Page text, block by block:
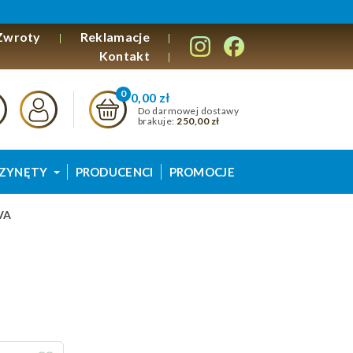
Reklamacje
Kontakt
0,00 zł
Do darmowej dostawy
brakuje:250,00 zł
PRODUCENCI PROMOCJE